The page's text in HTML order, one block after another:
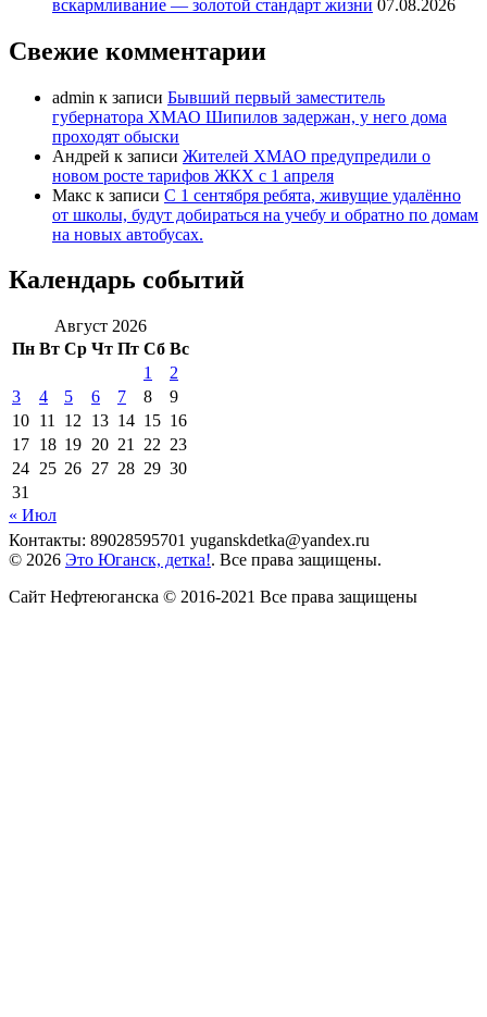
вскармливание — золотой стандарт жизни 07.08.2026
Свежие комментарии
admin к записи Бывший первый заместитель
губернатора ХМАО Шипилов задержан, у него дома
проходят обыски
Андрей к записи Жителей ХМАО предупредили о
новом росте тарифов ЖКХ с 1 апреля
Макс к записи С 1 сентября ребята, живущие удалённо
от школы, будут добираться на учебу и обратно по домам
на новых автобусах.
Календарь событий
Август 2026
Пн Вт Ср Чт Пт Сб Вс
1
2
3
4 5 6 7 8
9
10 11 12 13 14 15 16
17 18 19 20 21 22 23
24 25 26 27 28 29 30
31
« Июл
Контакты: 89028595701 yuganskdetka@yandex.ru
© 2026 Это Юганск, детка!. Все права защищены.
Сайт Нефтеюганска © 2016-2021 Все права защищены